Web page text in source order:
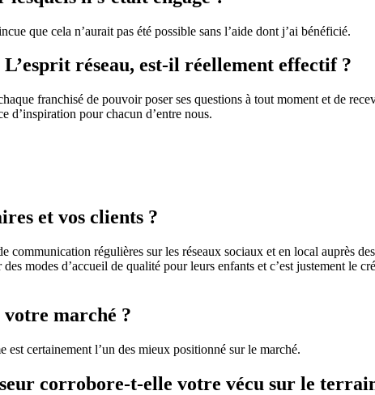
que cela n’aurait pas été possible sans l’aide dont j’ai bénéficié.
L’esprit réseau, est-il réellement effectif ?
franchisé de pouvoir poser ses questions à tout moment et de
d’inspiration pour chacun d’entre nous.
et vos clients ?
régulières sur les réseaux sociaux et en local auprès
modes d’accueil de qualité pour leurs enfants et c’est justement le
marché ?
certainement l’un des mieux positionné sur le marché.
corrobore-t-elle votre vécu sur le